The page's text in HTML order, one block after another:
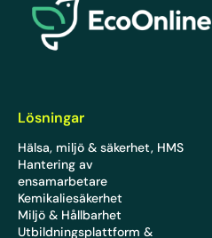
Lösningar
Hälsa, miljö & säkerhet, HMS
Hantering av
ensamarbetare
Kemikaliesäkerhet
Miljö & Hållbarhet
Utbildningsplattform &